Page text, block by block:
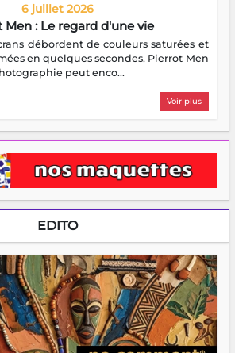
6 juillet 2026
Men : Le regard d'une vie
débordent de couleurs saturées et
en quelques secondes, Pierrot Men
peut enco...
Voir plus
EDITO